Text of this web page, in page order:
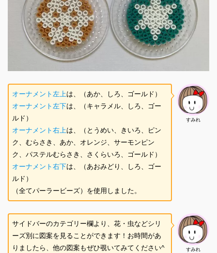
すみれ
オーナメント左 上は、（あか、しろ、ゴールド）
オーナメント左下は、（キャラメル、しろ、ゴー
ルド）
オーナメント右上は、（とうめい、きいろ、ピン
ク、むらさき、あか、オレンジ、サーモンピン
ク、パステルむらさき、さくらいろ、ゴールド）
オーナメント右下は、（あおみどり、しろ、ゴー
ルド）
（全てパーラービーズ）を使用しました。
すみれ
サイドバーのカテゴリー欄より、花・虫などシリ
ーズ別に図案を見ることができます！お時間があ
りましたら、他の図案もぜひ覗いてみてください^